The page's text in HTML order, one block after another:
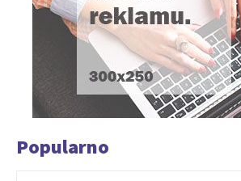
Popularno